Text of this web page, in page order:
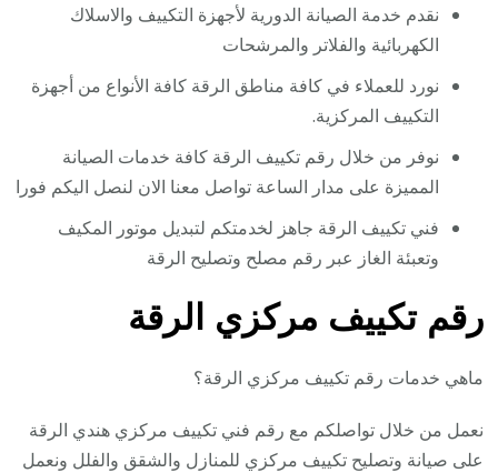
نقدم خدمة الصيانة الدورية لأجهزة التكييف والاسلاك
الكهربائية والفلاتر والمرشحات
نورد للعملاء في كافة مناطق الرقة كافة الأنواع من أجهزة
التكييف المركزية.
نوفر من خلال رقم تكييف الرقة كافة خدمات الصيانة
المميزة على مدار الساعة تواصل معنا الان لنصل اليكم فورا
فني تكييف الرقة جاهز لخدمتكم لتبديل موتور المكيف
وتعبئة الغاز عبر رقم مصلح وتصليح الرقة
رقم تكييف مركزي الرقة
ماهي خدمات رقم تكييف مركزي الرقة؟
نعمل من خلال تواصلكم مع رقم فني تكييف مركزي هندي الرقة
على صيانة وتصليح تكييف مركزي للمنازل والشقق والفلل ونعمل